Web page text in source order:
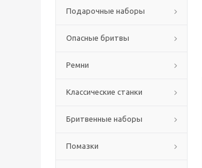
Подарочные наборы
Опасные бритвы
Ремни
Классические станки
Бритвенные наборы
Помазки